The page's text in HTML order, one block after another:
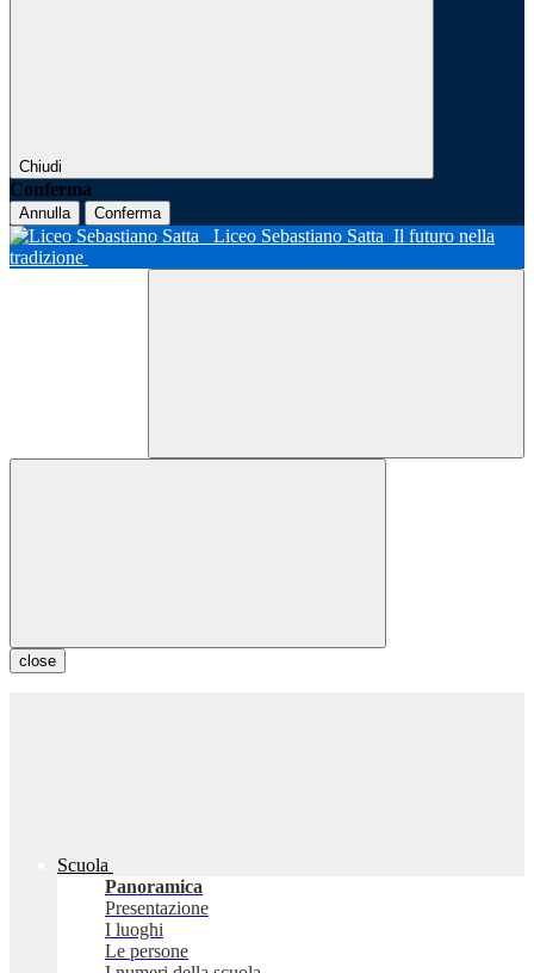
Chiudi
Conferma
Annulla Conferma
Liceo Sebastiano Satta Il futuro nella
tradizione
close
Scuola
Panoramica
Presentazione
I luoghi
Le persone